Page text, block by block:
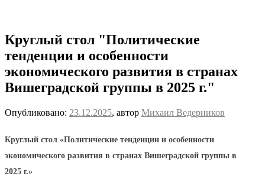
Круглый стол "Политические
тенденции и особенности
экономического развития в странах
Вишеградской группы в 2025 г."
Опубликовано: 23.12.2025, автор Михаил Ведерников
Круглый стол «Политические тенденции и особенности
экономического развития в странах Вишеградской группы в
2025 г.»